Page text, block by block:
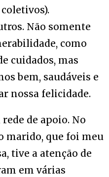
Não somente
como
cuidados, mas
bem, saudáveis e
nossa felicidade.
de apoio. No
marido, que foi meu
tive a atenção de
em várias